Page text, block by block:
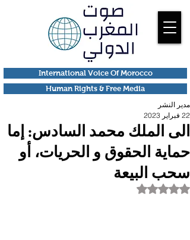
Human Rights & Free Media
International Voice Of Morocco
الى الملك محمد السادس: إما
حماية الحقوق و الحريات، أو
سحب البيعة
مدير النشر
22 فبراير 2023
تم التقييم بـ ليس رقمًا من أصل 5 نجوم.